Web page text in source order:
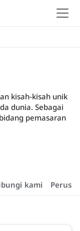
kisah-kisah unik
dunia. Sebagai
pemasaran
kami